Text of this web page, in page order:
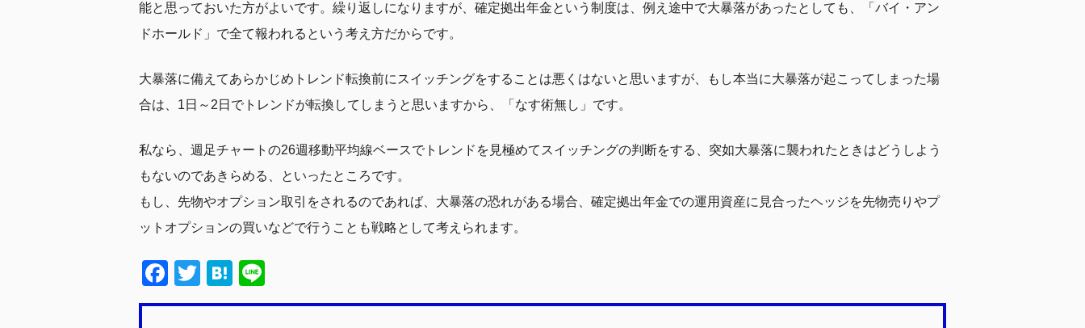
能と思っておいた方がよいです。繰り返しになりますが、確定拠出年金という制度は、例え途中で大暴落があったとしても、「バイ・アン
ドホールド」で全て報われるという考え方だからです。
大暴落に備えてあらかじめトレンド転換前にスイッチングをすることは悪くはないと思いますが、もし本当に大暴落が起こってしまった場
合は、1日～2日でトレンドが転換してしまうと思いますから、「なす術無し」です。
私なら、週足チャートの26週移動平均線ベースでトレンドを見極めてスイッチングの判断をする、突如大暴落に襲われたときはどうしよう
もないのであきらめる、といったところです。
もし、先物やオプション取引をされるのであれば、大暴落の恐れがある場合、確定拠出年金での運用資産に見合ったヘッジを先物売りやプ
ットオプションの買いなどで行うことも戦略として考えられます。
F
a
T
wi
H
at n